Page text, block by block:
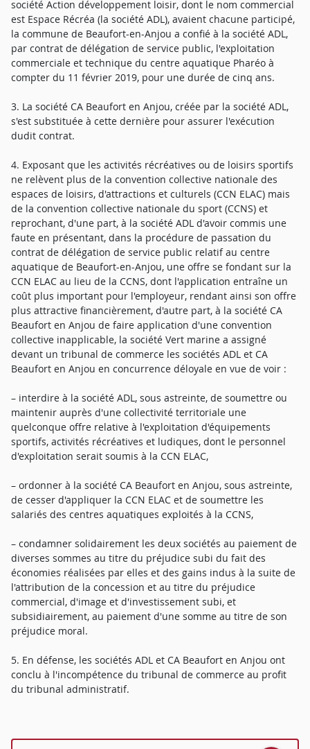
société Action développement loisir, dont le nom commercial
est Espace Récréa (la société ADL), avaient chacune participé,
la commune de Beaufort-en-Anjou a confié à la société ADL,
par contrat de délégation de service public, l'exploitation
commerciale et technique du centre aquatique Pharéo à
compter du 11 février 2019, pour une durée de cinq ans.
3. La société CA Beaufort en Anjou, créée par la société ADL,
s'est substituée à cette dernière pour assurer l'exécution
dudit contrat.
4. Exposant que les activités récréatives ou de loisirs sportifs
ne relèvent plus de la convention collective nationale des
espaces de loisirs, d'attractions et culturels (CCN ELAC) mais
de la convention collective nationale du sport (CCNS) et
reprochant, d'une part, à la société ADL d'avoir commis une
faute en présentant, dans la procédure de passation du
contrat de délégation de service public relatif au centre
aquatique de Beaufort-en-Anjou, une offre se fondant sur la
CCN ELAC au lieu de la CCNS, dont l'application entraîne un
coût plus important pour l'employeur, rendant ainsi son offre
plus attractive financièrement, d'autre part, à la société CA
Beaufort en Anjou de faire application d'une convention
collective inapplicable, la société Vert marine a assigné
devant un tribunal de commerce les sociétés ADL et CA
Beaufort en Anjou en concurrence déloyale en vue de voir :
– interdire à la société ADL, sous astreinte, de soumettre ou
maintenir auprès d'une collectivité territoriale une
quelconque offre relative à l'exploitation d'équipements
sportifs, activités récréatives et ludiques, dont le personnel
d'exploitation serait soumis à la CCN ELAC,
– ordonner à la société CA Beaufort en Anjou, sous astreinte,
de cesser d'appliquer la CCN ELAC et de soumettre les
salariés des centres aquatiques exploités à la CCNS,
– condamner solidairement les deux sociétés au paiement de
diverses sommes au titre du préjudice subi du fait des
économies réalisées par elles et des gains indus à la suite de
l'attribution de la concession et au titre du préjudice
commercial, d'image et d'investissement subi, et
subsidiairement, au paiement d'une somme au titre de son
préjudice moral.
5. En défense, les sociétés ADL et CA Beaufort en Anjou ont
conclu à l'incompétence du tribunal de commerce au profit
du tribunal administratif.